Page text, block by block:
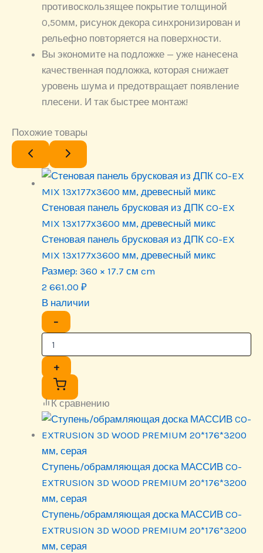
противоскользящее покрытие толщиной
0,50мм, рисунок декора синхронизирован и
рельефно повторяется на поверхности.
Вы экономите на подложке — уже нанесена
качественная подложка, которая снижает
уровень шума и предотвращает появление
плесени. И так быстрее монтаж!
Похожие товары
Стеновая панель брусковая из ДПК CO-EX
MIX 13х177х3600 мм, древесный микс
Стеновая панель брусковая из ДПК CO-EX
MIX 13х177х3600 мм, древесный микс
Размер: 360 × 17.7 см cm
2 661.00 ₽
В наличии
−
+
К сравнению
Ступень/обрамляющая доска МАССИВ CO-
EXTRUSION 3D WOOD PREMIUM 20*176*3200
мм, серая
Ступень/обрамляющая доска МАССИВ CO-
EXTRUSION 3D WOOD PREMIUM 20*176*3200
мм, серая